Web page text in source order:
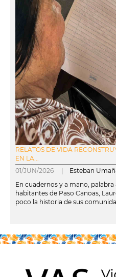
RELATOS DE VIDA
EN LA...
01/JUN/2026 | Esteban
En cuadernos y a mano,
habitantes de Paso Canoas,
poco la historia de sus